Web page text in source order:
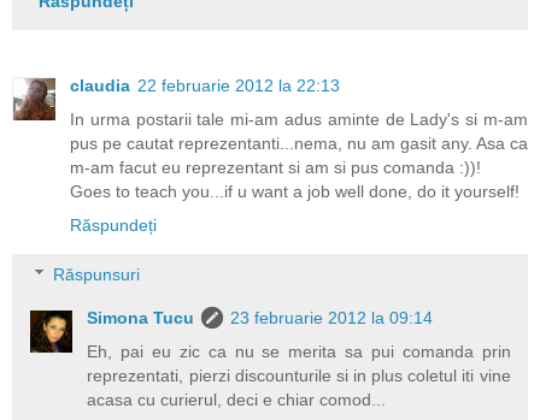
claudia 22 februarie 2012 la 22:13
In urma postarii tale mi-am adus aminte de Lady's si m-am
pus pe cautat reprezentanti...nema, nu am gasit any. Asa ca
m-am facut eu reprezentant si am si pus comanda :))!
Goes to teach you...if u want a job well done, do it yourself!
Răspundeți
Răspunsuri
Simona Tucu
23 februarie 2012 la 09:14
Eh, pai eu zic ca nu se merita sa pui comanda prin
reprezentati, pierzi discounturile si in plus coletul iti vine
acasa cu curierul, deci e chiar comod...